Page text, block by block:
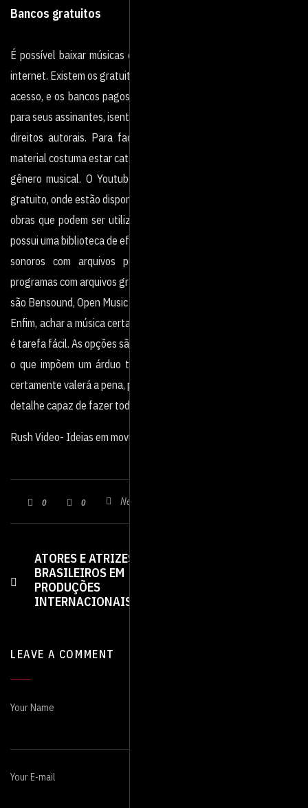
Bancos gratuitos
É possível baixar músicas em bancos de arquivos disponíveis na
internet. Existem os gratuitos, de livre
acesso, e os bancos pagos, que oferecem um extenso repertório
para seus assinantes, isentos de
direitos autorais. Para facilitar a experiência do usuário, esse
material costuma estar catalogado por
gênero musical. O Youtube possui seu próprio banco de áudio
gratuito, onde estão disponibilizadas
obras que podem ser utilizadas livremente. Este banco também
possui uma biblioteca de efeitos
sonoros com arquivos prontos para baixar e usar. Outros
programas com arquivos gratuitos
são Bensound, Open Music Archive ou Free Music Archive.
Enfim, achar a música certa para compor um material nem sempre
é tarefa fácil. As opções são muitas,
o que impõem um árduo trabalho de seleção. Mas o resultado
certamente valerá a pena, pois este é um
detalhe capaz de fazer toda a diferença.
Rush Video- Ideias em movimento
0 0 Nenhum comentário
ATORES E ATRIZES
BRASILEIROS EM
PRODUÇÕES
INTERNACIONAIS
LEAVE A COMMENT
Your Name
Your E-mail